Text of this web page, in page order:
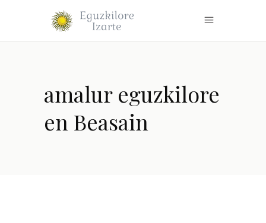
amalur eguzkilore
en Beasain